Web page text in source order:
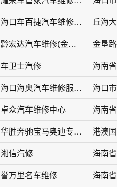
海口车百捷汽车维修服务有限公司
丘海
黔宏达汽车维修(金垦路店)
金垦
车卫士汽修
海南
海口海奥汽车维修服务中心
海口
卓众汽车维修中心
华胜奔驰宝马奥迪专修连锁(港澳店)
港澳
湘信汽修
海南
誉万里名车维修
海南